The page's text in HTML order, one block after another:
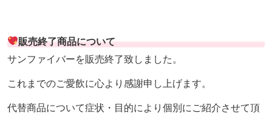
販売終了商品について
サンファイバーを販売終了致しました。
これまでのご愛飲に心より感謝申し上げます。
代替商品について症状・目的により個別にご紹介させて頂